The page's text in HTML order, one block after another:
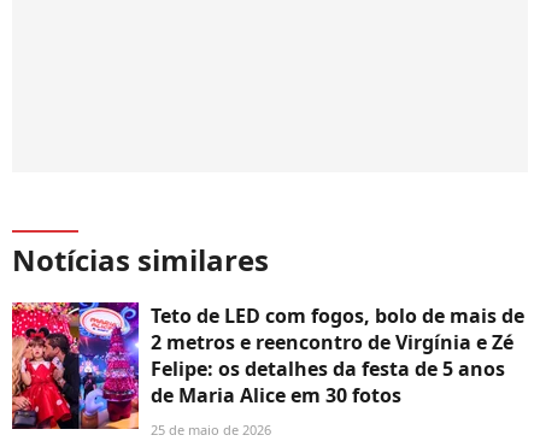
Notícias similares
Teto de LED com fogos, bolo de mais de
2 metros e reencontro de Virgínia e Zé
Felipe: os detalhes da festa de 5 anos
de Maria Alice em 30 fotos
25 de maio de 2026